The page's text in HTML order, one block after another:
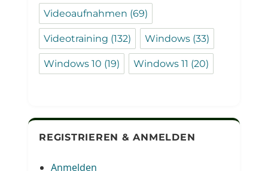
Videoaufnahmen (69)
Videotraining (132) Windows (33)
Windows 10 (19) Windows 11 (20)
REGISTRIEREN & ANMELDEN
Anmelden